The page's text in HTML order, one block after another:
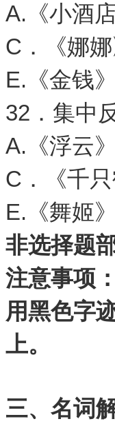
A.《
C．
E.《金钱》
32．集中
A.
C．
E.《舞姬》
非选择题
注意事项：
用黑色字
上。
三、名词